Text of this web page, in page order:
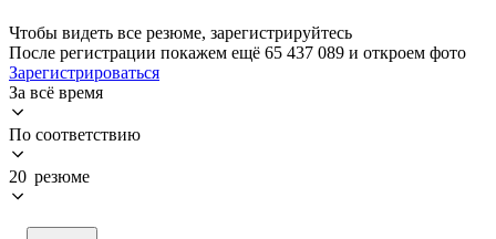
Чтобы видеть все резюме, зарегистрируйтесь
После регистрации покажем ещё 65 437 089 и откроем фото
Зарегистрироваться
За всё время
По соответствию
20 резюме